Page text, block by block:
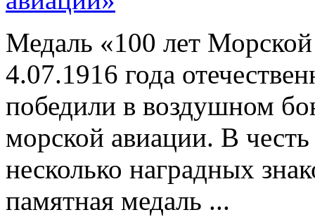
Медаль «100 лет
4.07.1916 года
победили в воздушном
морской авиации. В честь
несколько наградных
памятная медаль ...